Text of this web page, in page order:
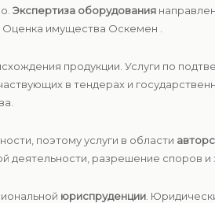
Экспертиза оборудования
имущества Оскемен .
продукции. Услуги по
в тендерах и
поэтому услуги в области
деятельности, разрешение споров
юриспруденции .